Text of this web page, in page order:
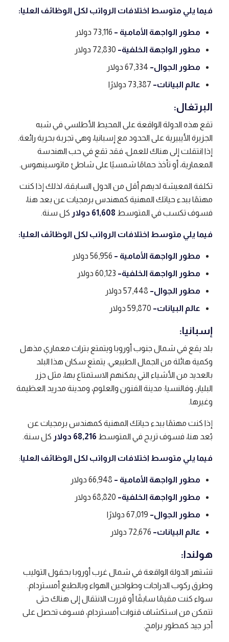
فيما يلي متوسط ​​اختلافات الرواتب لكل الوظائف العليا:
مطور الواجهة الأمامية –
مطور الواجهة الخلفية–
مطور الجوال–
عالم البيانات–
البرتغال:
تقع هذه الدولة الواقعة على المحيط الأطلسي في شبه
الجزيرة الأيبيرية على الحدود مع إسبانيا، وهي تجربة بحرية رائعة.
إذا انتقلت إلى هناك للعمل، فقد تقع في حب الهندسة
المعمارية، أو تأخذ حمامًا شمسيًا على شاطئ ماتوسينهوس.
تكلفة المعيشة لديهم أقل من الدول السابقة، لذلك إذا كنت
مهتمًا ببدء حياتك المهنية كمهندس برمجيات عن بعد هنا،
فسوف تكسب في المتوسط 61,608 دولار كل سنة.
فيما يلي متوسط ​​اختلافات الرواتب لكل الوظائف العليا:
مطور الواجهة الأمامية –
مطور الواجهة الخلفية–
مطور الجوال–
عالم البيانات–
إسبانيا:
بلد يقع في شمال جنوب أوروبا ويتمتع بتراث معماري مذهل
وكمية هائلة من الجمال الطبيعي. يتمتع سكان هذا البلد
بالعديد من الأشياء التي يمكنهم الاستمتاع بها، مثل جزر
البليار، وفالنسيا: مدينة الفنون والعلوم، ومدينة مدريد العظيمة
وغيرها.
إذا كنت مهتمًا ببدء حياتك المهنية كمهندس برمجيات عن
بُعد هنا، فسوف تربح في المتوسط 68,216 دولار كل سنة.
فيما يلي متوسط ​​اختلافات الرواتب لكل الوظائف العليا:
مطور الواجهة الأمامية –
مطور الواجهة الخلفية–
مطور الجوال–
عالم البيانات–
هولندا:
تشتهر الدولة الواقعة في شمال غرب أوروبا بحقول التوليب
وطرق ركوب الدراجات وطواحين الهواء وبالطبع أمستردام.
سواء كنت مقيمًا سابقًا أو قررت الانتقال إلى هناك حتى
تتمكن من استكشاف قنوات أمستردام، فسوف تحصل على
أجر جيد كمطور برامج.